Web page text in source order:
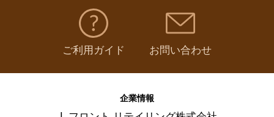
ご利用ガイド お問い合わせ
企業情報